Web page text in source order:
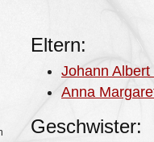
Eltern:
Johann
Anna
Geschwister: